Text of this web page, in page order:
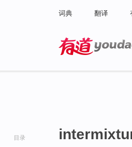
词典 翻译
目录